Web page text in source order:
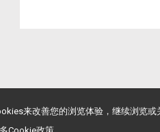
来改善您的浏览体验，继续浏览或